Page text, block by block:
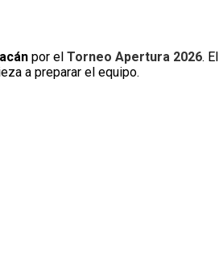
por el Torneo Apertura 2026. El
a preparar el equipo.